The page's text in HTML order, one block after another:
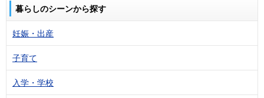
暮らしのシーンから探す
妊娠・出産
子育て
入学・学校